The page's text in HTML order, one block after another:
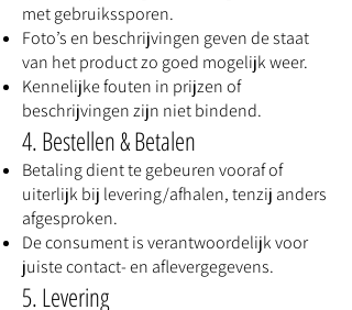
met gebruikssporen.
Foto’s en beschrijvingen geven de staat
van het product zo goed mogelijk weer.
Kennelijke fouten in prijzen of
beschrijvingen zijn niet bindend.
4. Bestellen & Betalen
Betaling dient te gebeuren vooraf of
uiterlijk bij levering/afhalen, tenzij anders
afgesproken.
De consument is verantwoordelijk voor
juiste contact- en aflevergegevens.
5. Levering